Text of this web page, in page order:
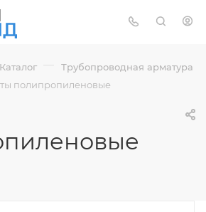
Каталог — Трубопроводная арматура
полипропиленовые